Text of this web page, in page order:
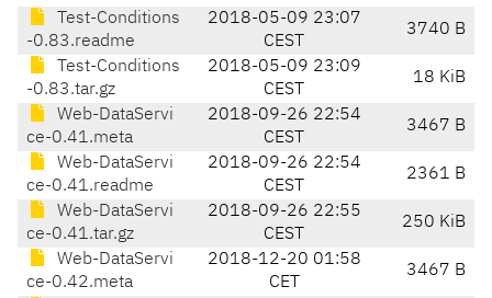
Test-Conditions
-0.83.readme
2018-05-09 23:07
CEST
3740 B
Test-Conditions
-0.83.tar.gz
2018-05-09 23:09
CEST
18 KiB
Web-DataServi
ce-0.41.meta
2018-09-26 22:54
CEST
3467 B
Web-DataServi
ce-0.41.readme
2018-09-26 22:54
CEST
2361 B
Web-DataServi
ce-0.41.tar.gz
2018-09-26 22:55
CEST
250 KiB
Web-DataServi
ce-0.42.meta
2018-12-20 01:58
CET
3467 B